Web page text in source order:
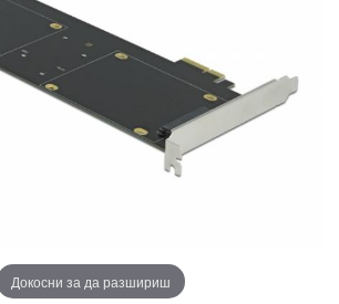
Докосни за да разшириш